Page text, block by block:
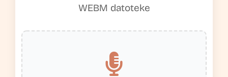
WEBM datoteke